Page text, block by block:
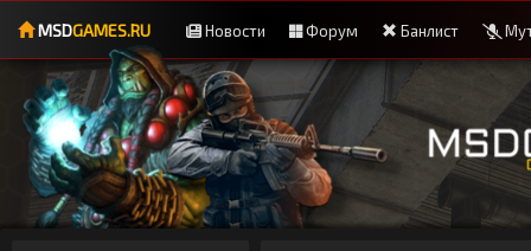
MSDGAMES.RU Новости Форум Банлист